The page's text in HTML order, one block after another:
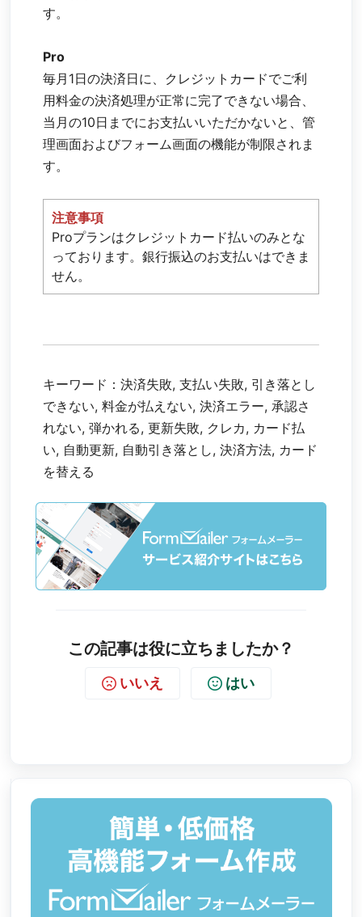
す。
Pro
毎月1日の決済日に、クレジットカードでご利
用料金の決済処理が正常に完了できない場合、
当月の10日までにお支払いいただかないと、管
理画面およびフォーム画面の機能が制限されま
す。
注意事項
Proプランはクレジットカード払いのみとな
っております。銀行振込のお支払いはできま
せん。
キーワード：決済失敗, 支払い失敗, 引き落とし
できない, 料金が払えない, 決済エラー, 承認さ
れない, 弾かれる, 更新失敗, クレカ, カード払
い, 自動更新, 自動引き落とし, 決済方法, カード
を替える
この記事は役に立ちましたか？
いいえ はい